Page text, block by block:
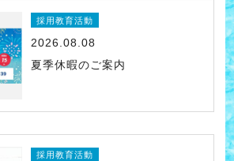
採用教育活動
2026.08.08
夏季休暇のご案内
採用教育活動